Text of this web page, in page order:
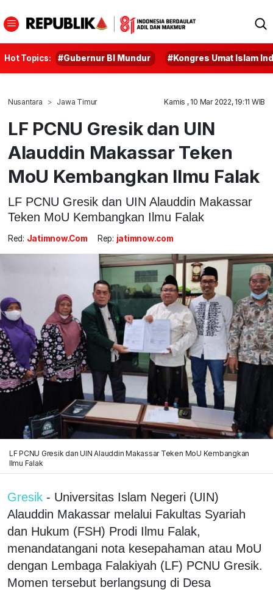
Hot Topics: #Gubernur BI Mundur #Kongres Umat Islam
Nusantara Jawa Timur Kamis , 10 Mar 2022, 19:11 WIB
LF PCNU Gresik dan UIN
Alauddin Makassar Teken
MoU Kembangkan Ilmu Falak
LF PCNU Gresik dan UIN Alauddin Makassar
Teken MoU Kembangkan Ilmu Falak
Red: Jatimnow.com Rep: jatimnow.com
LF PCNU Gresik dan UIN Alauddin Makassar Teken MoU Kembangkan
Ilmu Falak
Gresik - Universitas Islam Negeri (UIN)
Alauddin Makassar melalui Fakultas Syariah
dan Hukum (FSH) Prodi Ilmu Falak,
menandatangani nota kesepahaman atau MoU
dengan Lembaga Falakiyah (LF) PCNU Gresik.
Momen tersebut berlangsung di Desa